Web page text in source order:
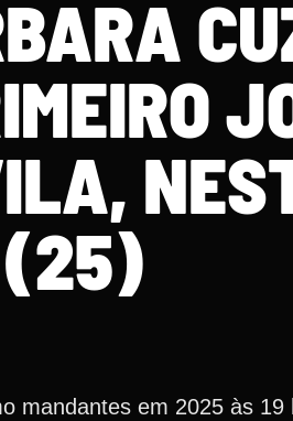
(25)
mandantes em 2025 às